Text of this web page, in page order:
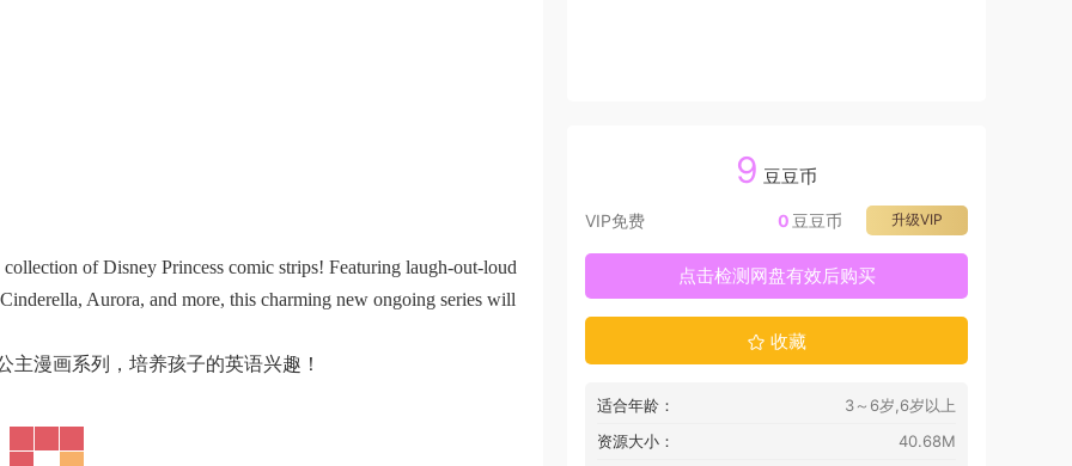
of Disney Princess comic strips! Featuring laugh-out-loud
Aurora, and more, this charming new ongoing series will
漫画系列，培养孩子的英语兴趣！
9 豆豆币
VIP免费 升级VIP
0 豆豆币
点击检测网盘有效后购买
收藏
适合年龄：
3～6岁,6岁以上
资源大小：
40.68M